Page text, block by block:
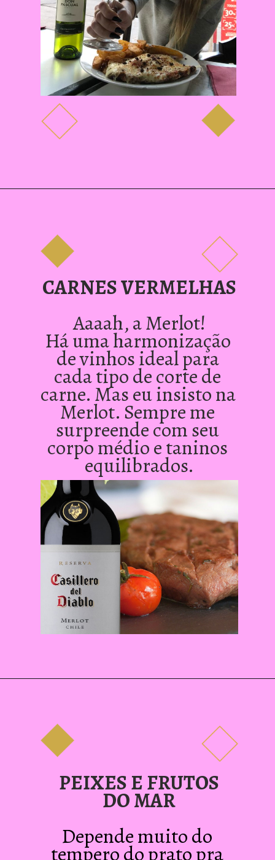
CARNES VERMELHAS
Aaaah, a Merlot!
Há uma harmonização
de vinhos ideal para
cada tipo de corte de
carne. Mas eu insisto na
Merlot. Sempre me
surpreende com seu
corpo médio e taninos
equilibrados.
PEIXES E FRUTOS
DO MAR
Depende muito do
tempero do prato pra